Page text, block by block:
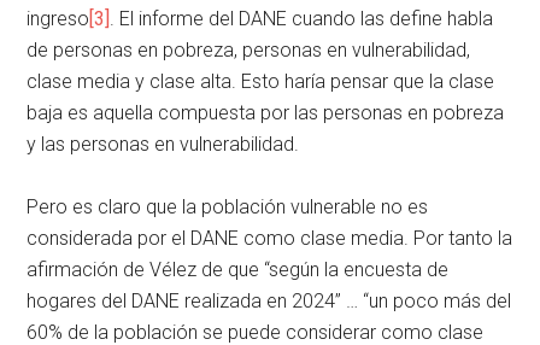
ingreso[3] . El informe del DANE cuando las define habla
de personas en pobreza, personas en vulnerabilidad,
clase media y clase alta. Esto haría pensar que la clase
baja es aquella compuesta por las personas en pobreza
y las personas en vulnerabilidad.
Pero es claro que la población vulnerable no es
considerada por el DANE como clase media. Por tanto la
afirmación de Vélez de que “según la encuesta de
hogares del DANE realizada en 2024” … “un poco más del
60% de la población se puede considerar como clase